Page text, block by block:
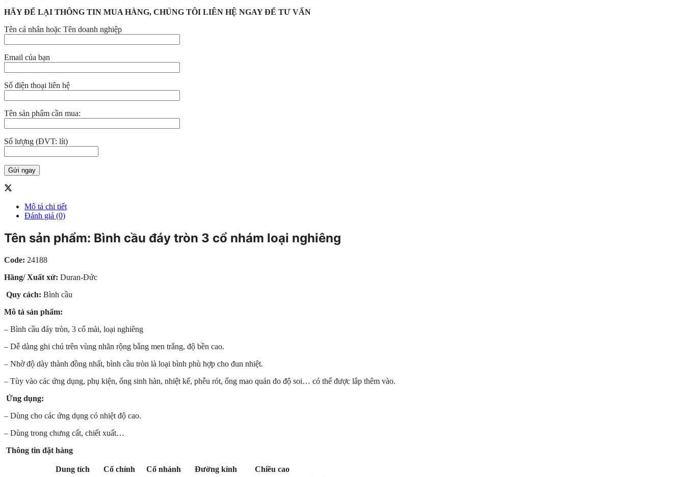
HÃY ĐỂ LẠI THÔNG TIN MUA HÀNG, CHÚNG TÔI LIÊN HỆ NGAY ĐỂ TƯ VẤN
Tên cá nhân hoặc Tên doanh nghiệp
Email của bạn
Số điện thoại liên hệ
Tên sản phẩm cần mua:
Số lượng (ĐVT: lít)
Mô tả chi tiết
Đánh giá (0)
Tên sản phẩm: Bình cầu đáy tròn 3 cổ nhám loại nghiêng
Code: 24188
Hãng/ Xuất xứ: Duran-Đức
Quy cách: Bình cầu
Mô tả sản phẩm:
– Bình cầu đáy tròn, 3 cổ mài, loại nghiêng
– Dễ dàng ghi chú trên vùng nhãn rộng bằng men trắng, độ bền cao.
– Nhờ độ dày thành đồng nhất, bình cầu tròn là loại bình phù hợp cho đun nhiệt.
– Tùy vào các ứng dụng, phụ kiện, ống sinh hàn, nhiệt kế, phễu rót, ống mao quản đo độ soi… có thể được lắp thêm vào.
Ứng dụng:
– Dùng cho các ứng dụng có nhiệt độ cao.
– Dùng trong chưng cất, chiết xuất…
Thông tin đặt hàng
Dung tích
Cổ chính
Cổ nhánh
Đường kính
Chiều cao